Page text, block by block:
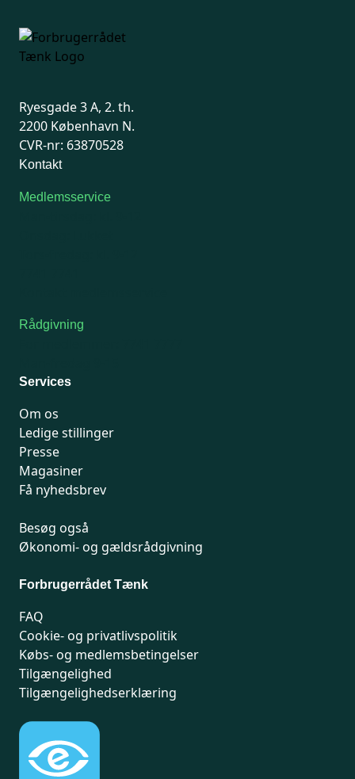
Ryesgade 3 A, 2. th.
2200 København N.
CVR-nr: 63870528
Kontakt
Medlemsservice
Rådgivning
Services
Om os
Ledige stillinger
Presse
Magasiner
Få nyhedsbrev
Besøg også
Økonomi- og gældsrådgivning
Forbrugerrådet Tænk
FAQ
Cookie- og privatlivspolitik
Købs- og medlemsbetingelser
Tilgængelighed
Tilgængelighedserklæring